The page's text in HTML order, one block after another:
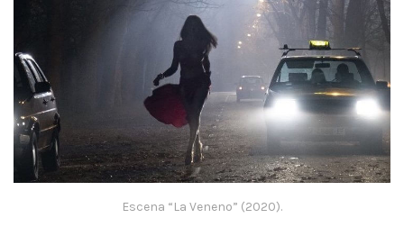
Escena “La Veneno” (2020).